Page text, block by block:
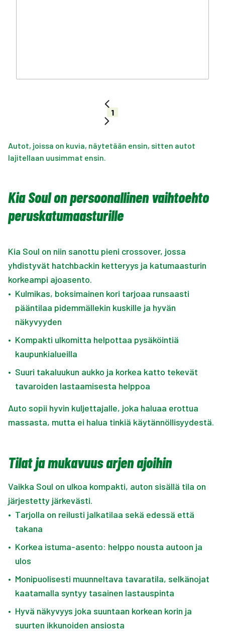
1
Autot, joissa on kuvia, näytetään ensin, sitten autot
lajitellaan uusimmat ensin.
Kia Soul on persoonallinen vaihtoehto
peruskatumaasturille
Kia Soul on niin sanottu pieni crossover, jossa
yhdistyvät hatchbackin ketteryys ja katumaasturin
korkeampi ajoasento.
• Kulmikas, boksimainen kori tarjoaa runsaasti
pääntilaa pidemmällekin kuskille ja hyvän
näkyvyyden
• Kompakti ulkomitta helpottaa pysäköintiä
kaupunkialueilla
• Suuri takaluukun aukko ja korkea katto tekevät
tavaroiden lastaamisesta helppoa
Auto sopii hyvin kuljettajalle, joka haluaa erottua
massasta, mutta ei halua tinkiä käytännöllisyydestä.
Tilat ja mukavuus arjen ajoihin
Vaikka Soul on ulkoa kompakti, auton sisällä tila on
järjestetty järkevästi.
• Tarjolla on reilusti jalkatilaa sekä edessä että
takana
• Korkea istuma-asento: helppo nousta autoon ja
ulos
• Monipuolisesti muunneltava tavaratila, selkänojat
kaatamalla syntyy tasainen lastauspinta
• Hyvä näkyvyys joka suuntaan korkean korin ja
suurten ikkunoiden ansiosta